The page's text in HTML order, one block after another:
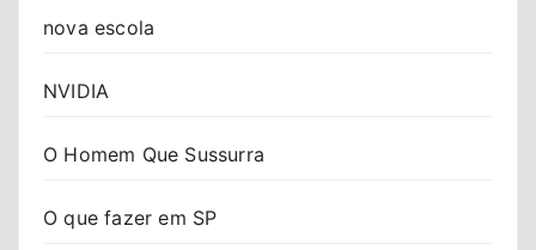
nova escola
NVIDIA
O Homem Que Sussurra
O que fazer em SP